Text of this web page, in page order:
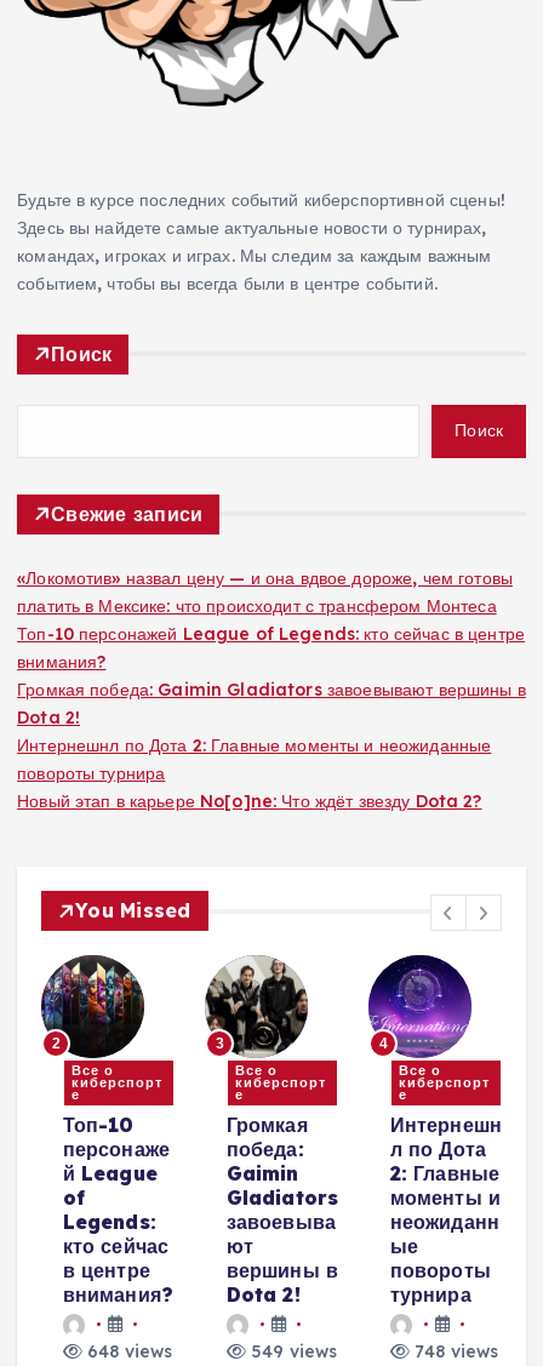
Будьте в курсе последних событий киберспортивной сцены!
Здесь вы найдете самые актуальные новости о турнирах,
командах, игроках и играх. Мы следим за каждым важным
событием, чтобы вы всегда были в центре событий.
Поиск
Поиск
Свежие записи
«Локомотив» назвал цену — и она вдвое дороже, чем готовы
платить в Мексике: что происходит с трансфером Монтеса
Топ-10 персонажей League of Legends: кто сейчас в центре
внимания?
Громкая победа: Gaimin Gladiators завоевывают вершины в
Dota 2!
Интернешнл по Дота 2: Главные моменты и неожиданные
повороты турнира
Новый этап в карьере No[o]ne: Что ждёт звезду Dota 2?
You Missed
2
Все о
киберспорт
е
Топ-10
персонаже
й League
of
Legends:
кто сейчас
в центре
внимания?
648 views
3
Все о
киберспорт
е
Громкая
победа:
Gaimin
Gladiators
завоевыва
ют
вершины в
Dota 2!
549 views
4
Все о
киберспорт
е
Интернешн
л по Дота
2: Главные
моменты и
неожиданн
ые
повороты
турнира
748 views